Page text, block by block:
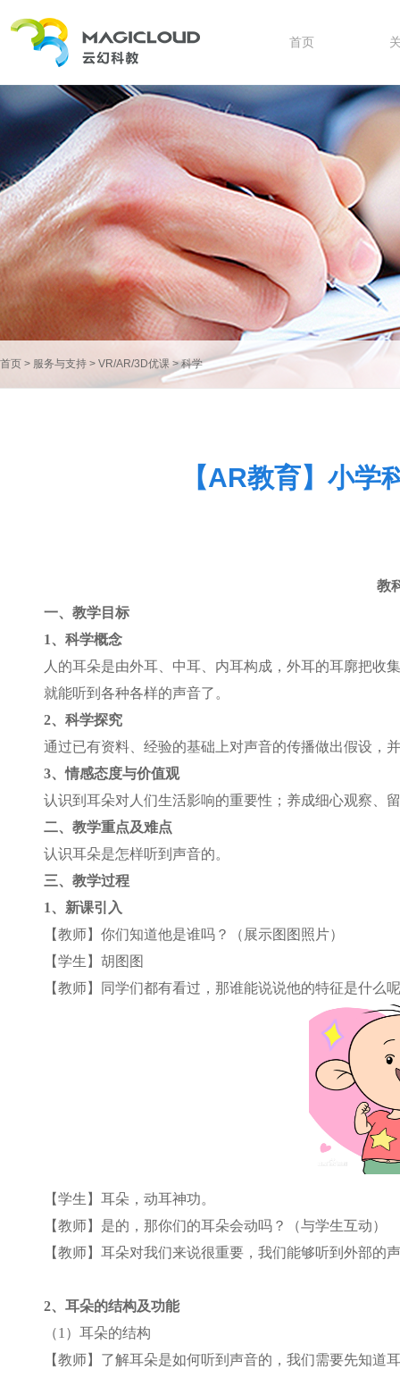
首页
首页 > 服务与支持 > VR/AR/3D优课 >科学
【AR教育】小
教
一、教学目标
1、科学概念
人的耳朵是由外耳、中耳、内耳构成，外耳的耳廓把收
就能听到各种各样的声音了。
2、科学探究
通过已有资料、经验的基础上对声音的传播做出假设，
3、情感态度与价值观
认识到耳朵对人们生活影响的重要性；养成细心观察、
二、教学重点及难点
认识耳朵是怎样听到声音的。
三、教学过程
1、新课引入
【教师】你们知道他是谁吗？（展示图图照片）
【学生】胡图图
【教师】同学们都有看过，那谁能说说他的特征是什么
【学生】耳朵，动耳神功。
【教师】是的，那你们的耳朵会动吗？（与学生互动）
【教师】耳朵对我们来说很重要，我们能够听到外部
2、耳朵的结构及功能
（1）耳朵的结构
【教师】了解耳朵是如何听到声音的，我们需要先知道